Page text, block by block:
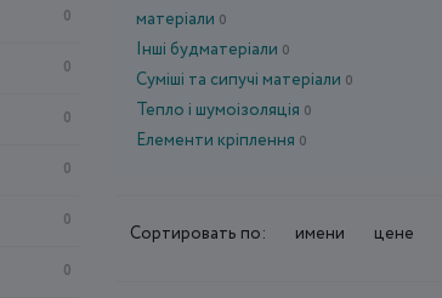
0
0
0
0
0
0
матеріали 0
Інші будматеріали 0
Суміші та сипучі матеріали 0
Тепло і шумоізоляція 0
Елементи кріплення 0
Сортировать по: имени цене